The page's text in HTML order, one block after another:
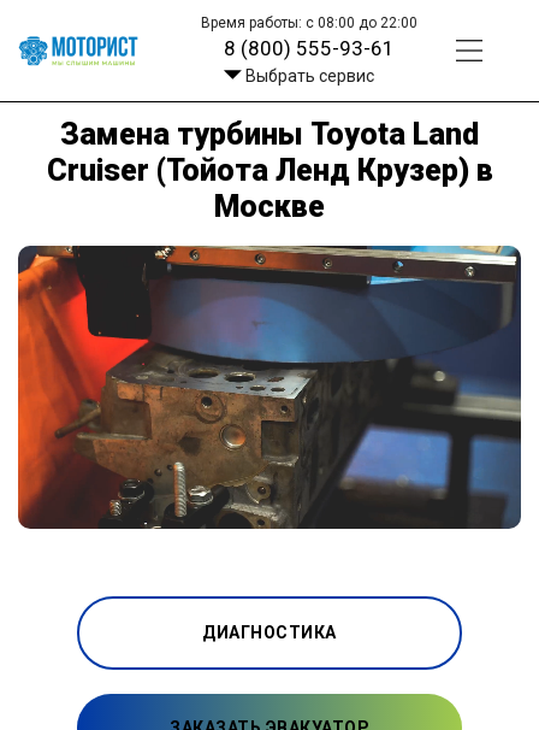
Время работы: с 08:00 до 22:00
8 (800) 555-93-61
Выбрать сервис
Замена турбины Toyota Land
Cruiser (Тойота Ленд Крузер) в
Москве
ДИАГНОСТИКА